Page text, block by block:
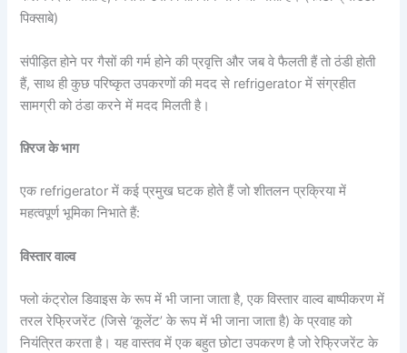
पिक्साबे)
संपीड़ित होने पर गैसों की गर्म होने की प्रवृत्ति और जब वे फैलती हैं तो ठंडी होती
हैं, साथ ही कुछ परिष्कृत उपकरणों की मदद से refrigerator में संग्रहीत
सामग्री को ठंडा करने में मदद मिलती है।
फ़्रिज के भाग
एक refrigerator में कई प्रमुख घटक होते हैं जो शीतलन प्रक्रिया में
महत्वपूर्ण भूमिका निभाते हैं:
विस्तार वाल्व
फ्लो कंट्रोल डिवाइस के रूप में भी जाना जाता है, एक विस्तार वाल्व बाष्पीकरण में
तरल रेफ्रिजरेंट (जिसे ‘कूलेंट’ के रूप में भी जाना जाता है) के प्रवाह को
नियंत्रित करता है। यह वास्तव में एक बहुत छोटा उपकरण है जो रेफ्रिजरेंट के